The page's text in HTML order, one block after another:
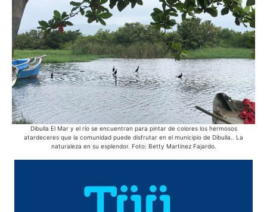
Dibulla El Mar y el río se encuentran para pintar de colores los hermosos
atardeceres que la comunidad puede disfrutar en el municipio de Dibulla.. La
naturaleza en su esplendor. Foto: Betty Martínez Fajardo.